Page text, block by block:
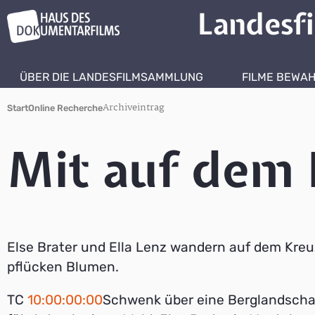
ÜBER DIE LANDESFILMSAMMLUNG FILME
StartOnline RechercheArchiveintrag
Mit auf dem
Else Brater und Ella Lenz wandern auf dem
pflücken Blumen.
TC 10:00:00:00Schwenk über eine